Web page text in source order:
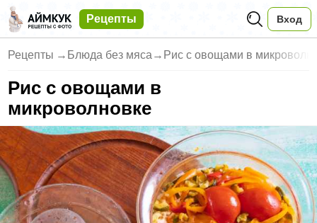
Рецепты Вход
Рецепты → Блюда без мяса → Рис с овощами в
Рис с овощами в
микроволновке